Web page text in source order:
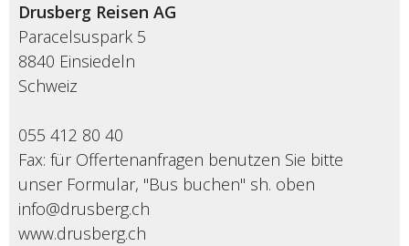
Drusberg Reisen AG
Paracelsuspark 5
8840 Einsiedeln
Schweiz
055 412 80 40
Fax: für Offertenanfragen benutzen Sie bitte
unser Formular, "Bus buchen" sh. oben
info@drusberg.ch
www.drusberg.ch